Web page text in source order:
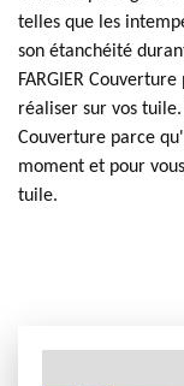
telles que les
son étanchéité
FARGIER
réaliser sur vos tuile.
Couverture parce
moment et pour
tuile.